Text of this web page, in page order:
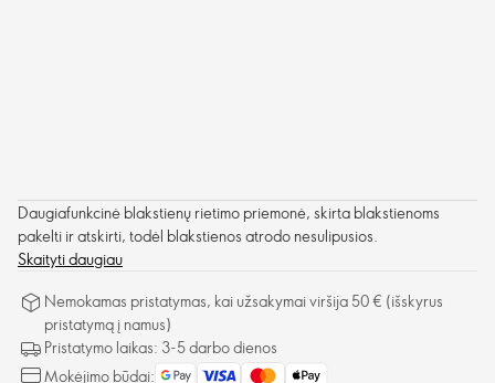
Daugiafunkcinė blakstienų rietimo priemonė, skirta blakstienoms
pakelti ir atskirti, todėl blakstienos atrodo nesulipusios.
Skaityti daugiau
Nemokamas pristatymas, kai užsakymai viršija 50 € (išskyrus
pristatymą į namus)
Pristatymo laikas: 3-5 darbo dienos
Mokėjimo būdai: